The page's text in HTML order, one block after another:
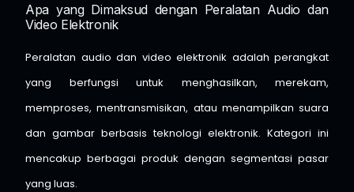
Apa yang Dimaksud dengan Peralatan Audio dan
Video Elektronik
Peralatan audio dan video elektronik adalah perangkat
yang berfungsi untuk menghasilkan, merekam,
memproses, mentransmisikan, atau menampilkan suara
dan gambar berbasis teknologi elektronik. Kategori ini
mencakup berbagai produk dengan segmentasi pasar
yang luas.